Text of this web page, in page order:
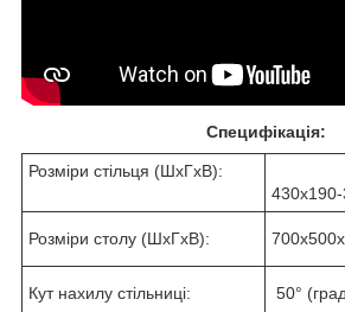
Специфікація:
Розміри стільця (ШхГхВ):
Розміри столу (ШхГхВ):
Кут нахилу стільниці: 50°